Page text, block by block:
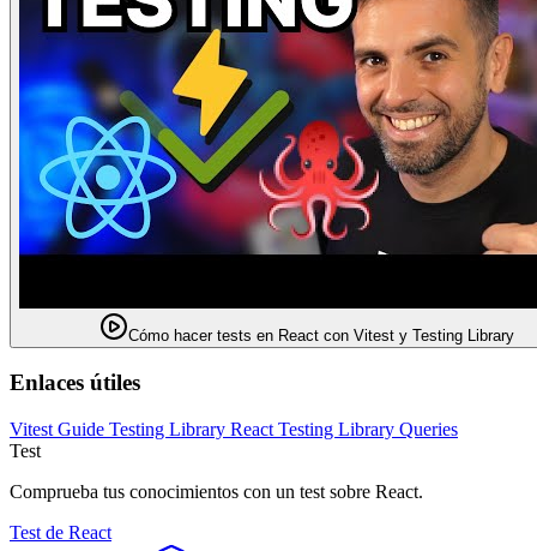
Cómo hacer tests en React con Vitest y Testing Library
Enlaces útiles
Vitest Guide Testing Library React Testing Library Queries
Test
Comprueba tus conocimientos con un test sobre React.
Test de React